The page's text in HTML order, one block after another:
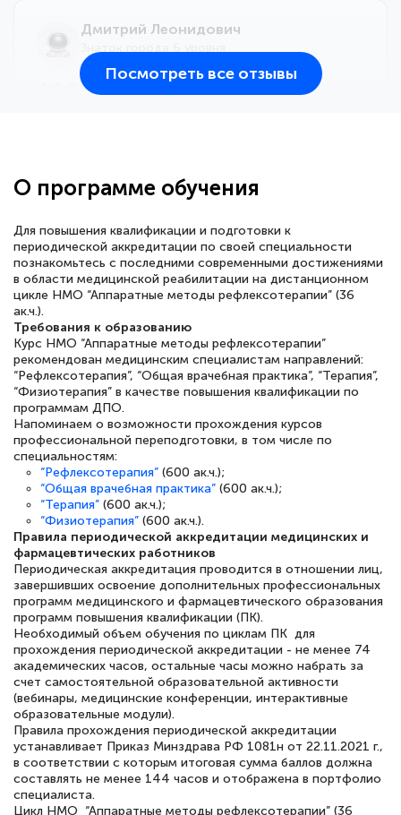
Дмитрий Леонидович
большое количество методических
сдачи итоговой аттестации. Спасибо
Елена Кравченко
Знаток города 5 уровня
18 марта 2026
Выражаю благодарность за курс
повышения квалификации "Эксперт ЕГЭ по
русскому языку и литературе". Много
полезных материалов помогли
подготовиться к тестированию. Это
книги, методические рекомендации,
статьи. Времени на подготовку
достаточно. Курс помогает пройти
аттестацию в школе. Спасибо!
Евгения Коротких
Знаток города 2 уровня
12 марта 2026
Спасибо большое Академии! Грамотное,
Посмотреть все отзывы
О программе обучения
Для повышения квалификации и подготовки к
периодической аккредитации по своей специальности
познакомьтесь с последними современными достижениями
в области медицинской реабилитации на дистанционном
цикле НМО “Аппаратные методы рефлексотерапии” (36
ак.ч.).
Требования к образованию
Курс НМО “Аппаратные методы рефлексотерапии”
рекомендован медицинским специалистам направлений:
“Рефлексотерапия”, “Общая врачебная практика”, “Терапия”,
“Физиотерапия” в качестве повышения квалификации по
программам ДПО.
Напоминаем о возможности прохождения курсов
профессиональной переподготовки, в том числе по
специальностям:
“Рефлексотерапия” (600 ак.ч.);
“Общая врачебная практика” (600 ак.ч.);
“Терапия” (600 ак.ч.);
“Физиотерапия” (600 ак.ч.).
Правила периодической аккредитации медицинских и
фармацевтических работников
Периодическая аккредитация проводится в отношении лиц,
завершивших освоение дополнительных профессиональных
программ медицинского и фармацевтического образования
программ повышения квалификации (ПК).
Необходимый объем обучения по циклам ПК для
прохождения периодической аккредитации - не менее 74
академических часов, остальные часы можно набрать за
счет самостоятельной образовательной активности
(вебинары, медицинские конференции, интерактивные
образовательные модули).
Правила прохождения периодической аккредитации
устанавливает Приказ Минздрава РФ 1081н от 22.11.2021 г.,
в соответствии с которым итоговая сумма баллов должна
составлять не менее 144 часов и отображена в портфолио
специалиста.
Цикл НМО “Аппаратные методы рефлексотерапии” (36